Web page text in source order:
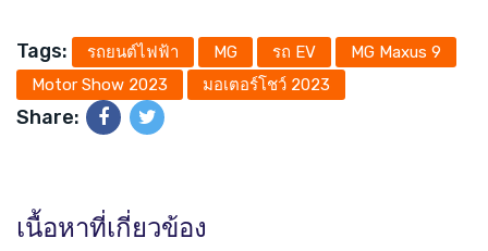
Tags: รถยนต์ไฟฟ้า MG รถ EV
MG Maxus 9
Motor Show 2023
มอเตอร์โชว์ 2023
Share:
เนื้อหาที่เกี่ยวข้อง